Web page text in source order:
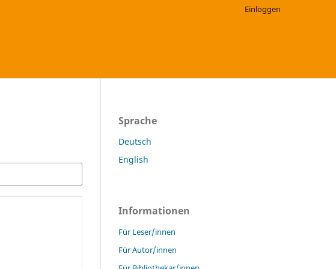
Einloggen
Sprache
Deutsch
English
Informationen
Für Leser/innen
Für Autor/innen